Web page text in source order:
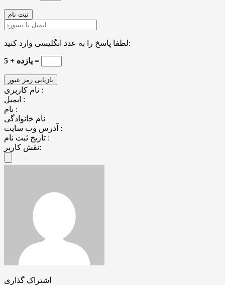
لطفا پاسخ را به عدد انگلیسی وارد کنید:
5 + یازده =
نام کاربری :
ایمیل :
نام :
نام خانوادگی
آدرس وب سایت :
تاریخ ثبت نام :
نقش کاربر:
اشتراک گذاری